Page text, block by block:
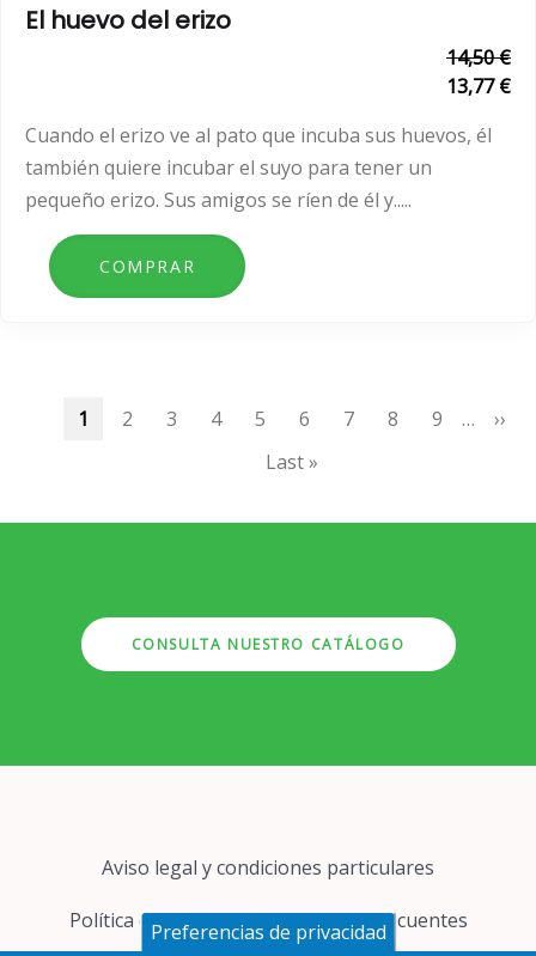
El huevo del erizo
14,50 €
13,77 €
Cuando el erizo ve al pato que incuba sus huevos, él
también quiere incubar el suyo para tener un
pequeño erizo. Sus amigos se ríen de él y.....
Página
1 Page
2 Page
3 Page
4 Page
5 Page
6 Page
7 Page
8 Page
9 …
››
Última
Last »
CONSULTA NUESTRO CATÁLOGO
página
Aviso legal y condiciones particulares
Política de cookies
Preguntas frecuentes
Preferencias de privacidad